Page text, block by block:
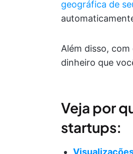
geográfica de
Além disso,
dinheiro que
Veja por
startups: